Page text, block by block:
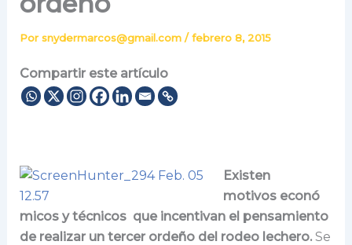
Por snydermarcos@gmail.com /febrero 8, 2015
Compartir este artículo
Existen
motivos econó
micos y técnicos que incentivan el pensamiento
de realizar un tercer ordeño del rodeo lechero. Se